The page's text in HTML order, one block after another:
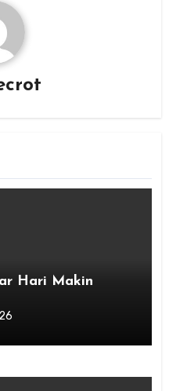
Hari Makin